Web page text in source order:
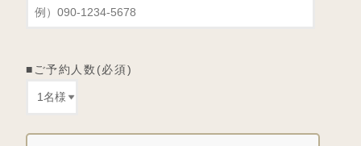
■ご予約人数(必須)